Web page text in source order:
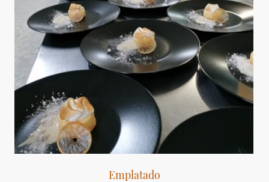
Emplatado